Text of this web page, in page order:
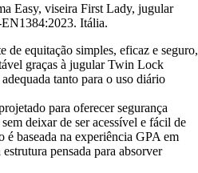
Easy, viseira First Lady, jugular
Itália.
de equitação simples, eficaz e seguro,
graças à jugular Twin Lock
tanto para o uso diário
para oferecer segurança
deixar de ser acessível e fácil de
é baseada na experiência GPA em
pensada para absorver